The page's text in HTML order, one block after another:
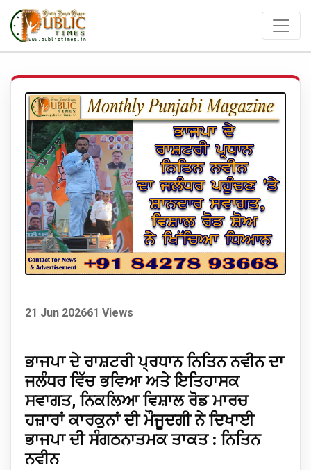
21 Jun 202661 Views
ਭਾਜਪਾ ਦੇ ਰਾਸ਼ਟਰੀ ਪ੍ਰਧਾਨ ਨਿਤਿਨ ਨਵੀਨ ਦਾ
ਜਲੰਧਰ ਵਿੱਚ ਭਵਿਆ ਅਤੇ ਇਤਿਹਾਸਕ
ਸਵਾਗਤ, ਨਿਕਲਿਆ ਵਿਸ਼ਾਲ ਰੋਡ ਮਾਰਚ
ਹਜ਼ਾਰਾਂ ਕਾਰਕੁਨਾਂ ਦੀ ਮੌਜੂਦਗੀ ਨੇ ਦਿਖਾਈ
ਭਾਜਪਾ ਦੀ ਸੰਗਠਨਾਤਮਕ ਤਾਕਤ : ਨਿਤਿਨ
ਨਵੀਨ